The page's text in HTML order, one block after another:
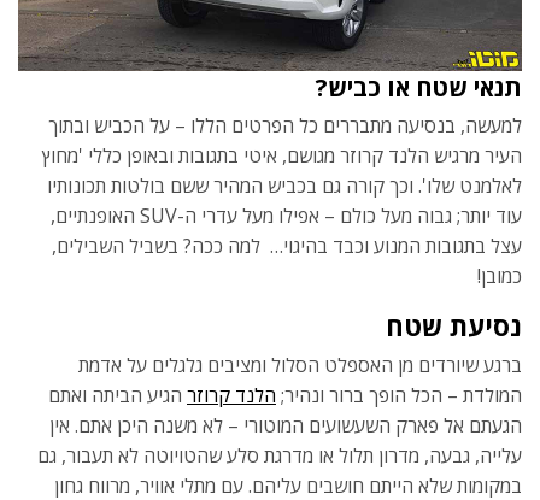
תנאי שטח או כביש?
למעשה, בנסיעה מתבררים כל הפרטים הללו – על הכביש ובתוך
העיר מרגיש הלנד קרוזר מגושם, איטי בתגובות ובאופן כללי 'מחוץ
לאלמנט שלו'. וכך קורה גם בכביש המהיר ששם בולטות תכונותיו
עוד יותר; גבוה מעל כולם – אפילו מעל עדרי ה-SUV האופנתיים,
עצל בתגובות המנוע וכבד בהיגוי… למה ככה? בשביל השבילים,
כמובן!
נסיעת שטח
ברגע שיורדים מן האספלט הסלול ומציבים גלגלים על אדמת
המולדת – הכל הופך ברור ונהיר; הלנד קרוזר הגיע הביתה ואתם
הגעתם אל פארק השעשועים המוטורי – לא משנה היכן אתם. אין
עלייה, גבעה, מדרון תלול או מדרגת סלע שהטויוטה לא תעבור, גם
במקומות שלא הייתם חושבים עליהם. עם מתלי אוויר, מרווח גחון